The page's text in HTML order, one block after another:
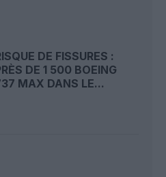
DE FISSURES :
DE 1 500 BOEING
MAX DANS LE...